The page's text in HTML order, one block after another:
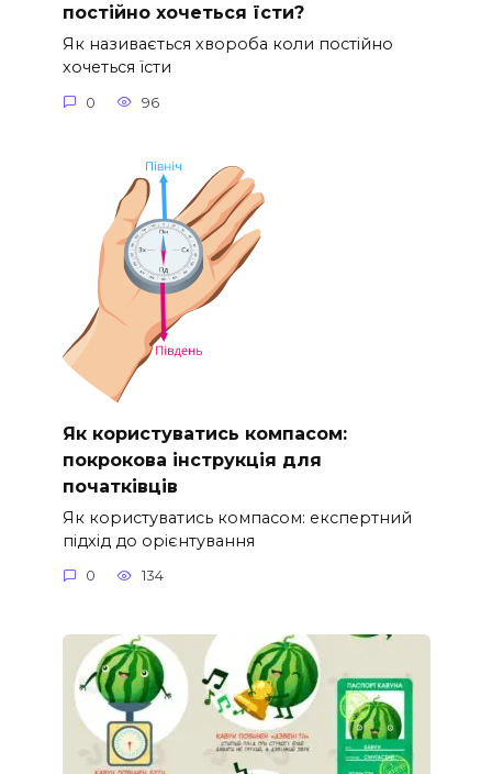
постійно хочеться їсти?
Як називається хвороба коли постійно
хочеться їсти
0 96
Як користуватись компасом:
покрокова інструкція для
початківців
Як користуватись компасом: експертний
підхід до орієнтування
0 134